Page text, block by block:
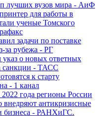
лучших вузов мира - АиФ
для работы в
ученые Томского
задачи по поставке
за рубежа - РГ
о новых ответных
санкции - ТАСС
к старту
- 1 канал
года регионы России
внедряют антикризисные
бизнеса - РАНХиГС.